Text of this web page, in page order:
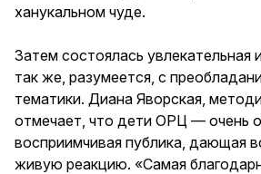
ханукальном чуде.
Затем состоялась увлекательная
так же, разумеется, с
тематики. Диана Яворская,
отмечает, что дети ОРЦ — очень
восприимчивая публика, дающая
живую реакцию. «Самая